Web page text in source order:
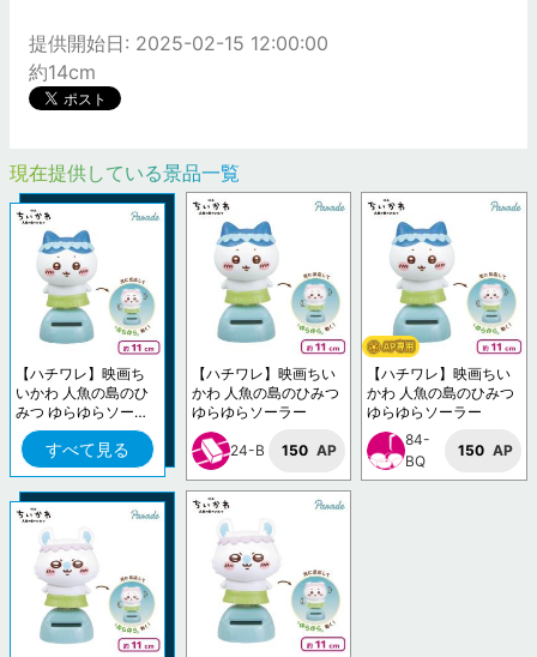
提供開始日: 2025-02-15 12:00:00
約14cm
現在提供している景品一覧
【ハチワレ】映画ち
いかわ 人魚の島のひ
みつ ゆらゆらソーラ
ー
すべて見る
【ハチワレ】映画ちい
かわ 人魚の島のひみつ
ゆらゆらソーラー
24-B 150 AP
【ハチワレ】映画ちい
かわ 人魚の島のひみつ
ゆらゆらソーラー
84-
BQ
150 AP